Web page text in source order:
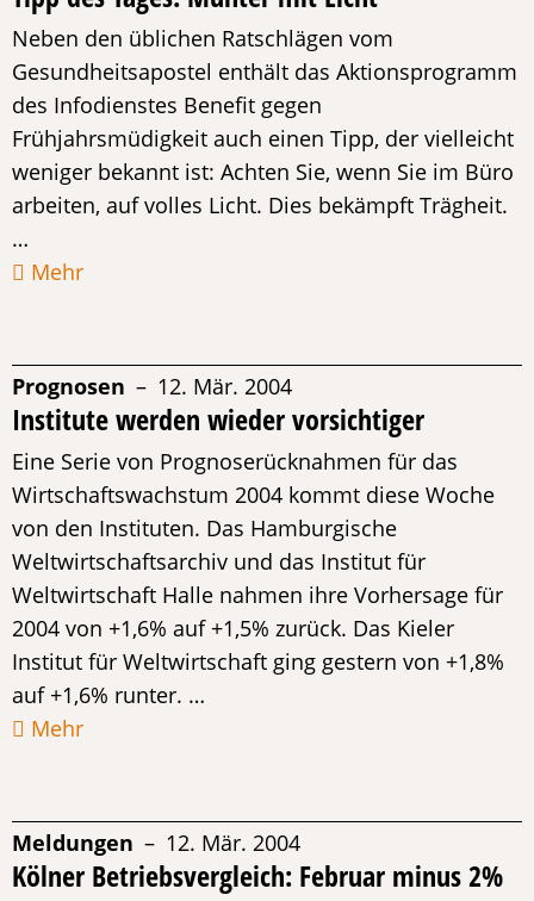
Neben den üblichen Ratschlägen vom
Gesundheitsapostel enthält das Aktionsprogramm
des Infodienstes Benefit gegen
Frühjahrsmüdigkeit auch einen Tipp, der vielleicht
weniger bekannt ist: Achten Sie, wenn Sie im Büro
arbeiten, auf volles Licht. Dies bekämpft Trägheit.
…
Mehr
Prognosen – 12. Mär. 2004
Institute werden wieder vorsichtiger
Eine Serie von Prognoserücknahmen für das
Wirtschaftswachstum 2004 kommt diese Woche
von den Instituten. Das Hamburgische
Weltwirtschaftsarchiv und das Institut für
Weltwirtschaft Halle nahmen ihre Vorhersage für
2004 von +1,6% auf +1,5% zurück. Das Kieler
Institut für Weltwirtschaft ging gestern von +1,8%
auf +1,6% runter. …
Mehr
Meldungen – 12. Mär. 2004
Kölner Betriebsvergleich: Februar minus 2%